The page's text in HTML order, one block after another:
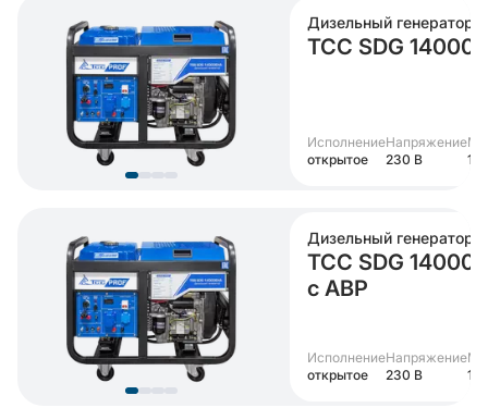
Дизельный генератор
ТСС SDG
Исполнение
открытое
Напряжение
230 В
12
Дизельный генератор
ТСС SDG
с АВР
Исполнение
открытое
Напряжение
230 В
12